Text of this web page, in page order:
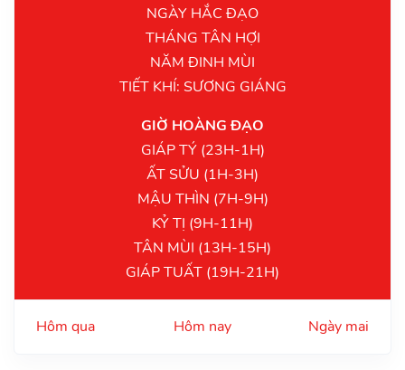
NGÀY HẮC ĐẠO
THÁNG TÂN HỢI
NĂM ĐINH MÙI
TIẾT KHÍ: SƯƠNG GIÁNG
GIỜ HOÀNG ĐẠO
GIÁP TÝ (23H-1H)
ẤT SỬU (1H-3H)
MẬU THÌN (7H-9H)
KỶ TỊ (9H-11H)
TÂN MÙI (13H-15H)
GIÁP TUẤT (19H-21H)
Hôm qua Hôm nay Ngày mai